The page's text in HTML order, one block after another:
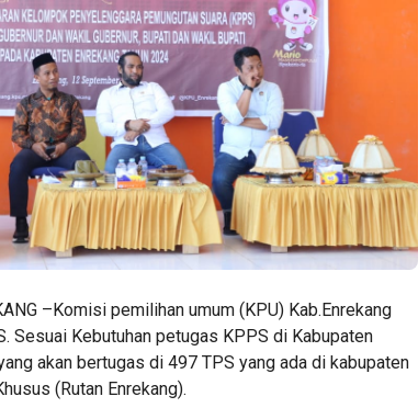
–Komisi pemilihan umum (KPU) Kab.Enrekang
Sesuai Kebutuhan petugas KPPS di Kabupaten
akan bertugas di 497 TPS yang ada di kabupaten
(Rutan Enrekang).